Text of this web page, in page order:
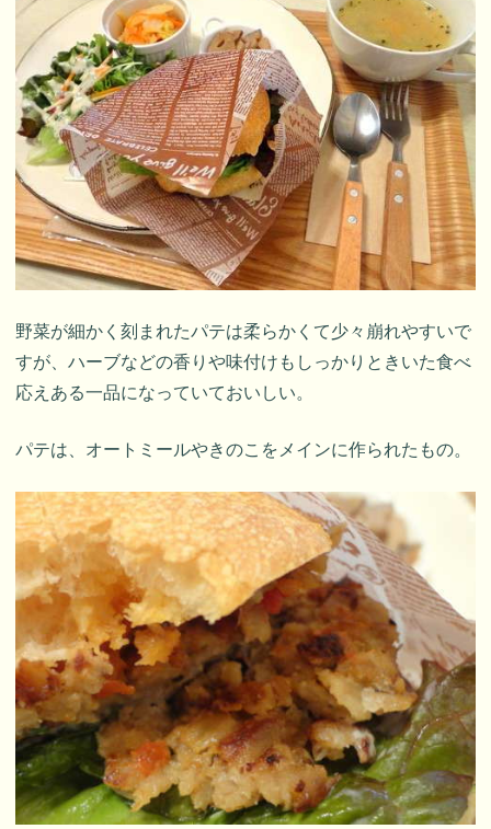
野菜が細かく刻まれたパテは柔らかくて少々崩れやすいで
すが、ハーブなどの香りや味付けもしっかりときいた食べ
応えある一品になっていておいしい。
パテは、オートミールやきのこをメインに作られたもの。